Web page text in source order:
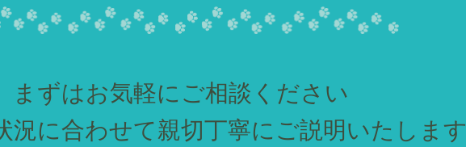
まずはお気軽にご相談ください
況に合わせて親切丁寧にご説明いたします